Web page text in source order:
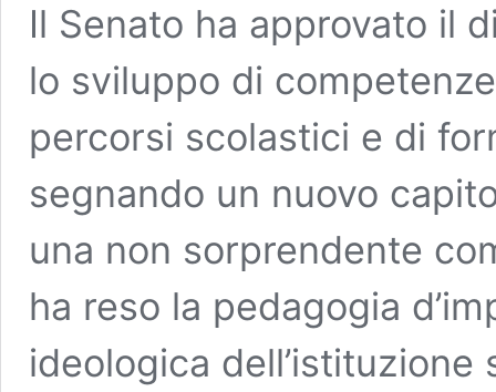
Il Senato ha approvato il
lo sviluppo di
percorsi scolastici e di
segnando un nuovo
una non sorprendente
ha reso la pedagogia
ideologica dell’istituzione